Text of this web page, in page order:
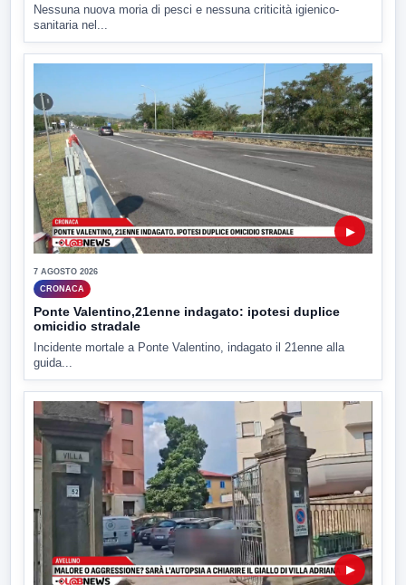
Nessuna nuova moria di pesci e nessuna criticità igienico-
sanitaria nel...
▶
7 AGOSTO 2026
CRONACA
Ponte Valentino,21enne indagato: ipotesi duplice
omicidio stradale
Incidente mortale a Ponte Valentino, indagato il 21enne alla
guida...
▶